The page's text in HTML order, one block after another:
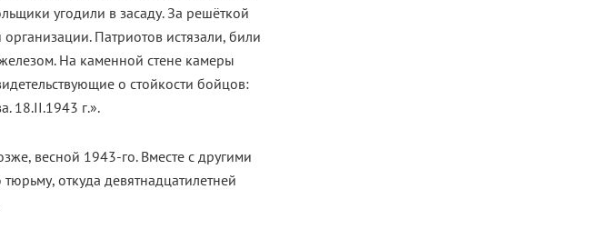
угодили в засаду. За решёткой
Патриотов истязали, били
На каменной стене камеры
о стойкости бойцов:
18.II.1943 г.».
весной 1943-го. Вместе с другими
откуда девятнадцатилетней